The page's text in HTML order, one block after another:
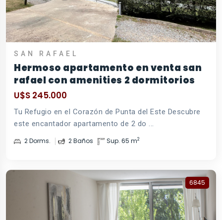
SAN RAFAEL
Hermoso apartamento en venta san
rafael con amenities 2 dormitorios
U$S 245.000
Tu Refugio en el Corazón de Punta del Este Descubre
este encantador apartamento de 2 do ...
2 Dorms. 2 Baños Sup. 65 m2
6845